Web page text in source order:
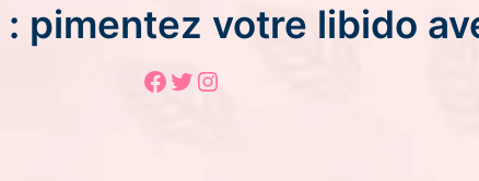
pimentez votre libido
Facebook
Twitter
Instagram